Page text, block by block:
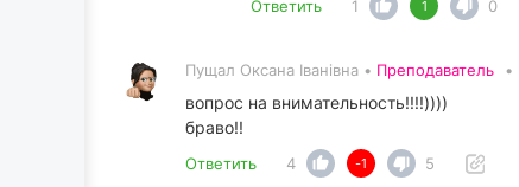
Ответить 1 1 0
Пущал Оксана Іванівна • Преподаватель •
вопрос на внимательность!!!!))))
браво!!
Ответить 4 -1 5